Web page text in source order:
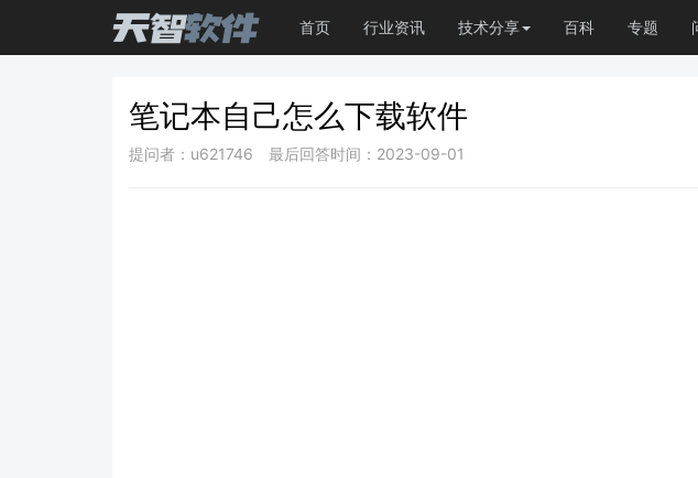
首页 行业资讯 技术分享 百科 专题
笔记本自己怎么下载软件
提问者：u621746 最后回答时间：2023-09-01